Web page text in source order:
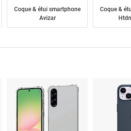
Coque & étui smartphone
Avizar
Coque &